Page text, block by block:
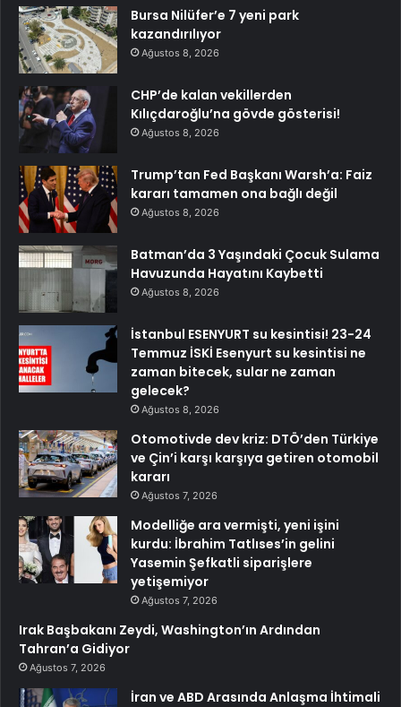
Bursa Nilüfer’e 7 yeni park
kazandırılıyor
Ağustos 8, 2026
CHP’de kalan vekillerden
Kılıçdaroğlu’na gövde gösterisi!
Ağustos 8, 2026
Trump’tan Fed Başkanı Warsh’a: Faiz
kararı tamamen ona bağlı değil
Ağustos 8, 2026
Batman’da 3 Yaşındaki Çocuk Sulama
Havuzunda Hayatını Kaybetti
Ağustos 8, 2026
İstanbul ESENYURT su kesintisi! 23-24
Temmuz İSKİ Esenyurt su kesintisi ne
zaman bitecek, sular ne zaman
gelecek?
Ağustos 8, 2026
Otomotivde dev kriz: DTÖ’den Türkiye
ve Çin’i karşı karşıya getiren otomobil
kararı
Ağustos 7, 2026
Modelliğe ara vermişti, yeni işini
kurdu: İbrahim Tatlıses’in gelini
Yasemin Şefkatli siparişlere
yetişemiyor
Ağustos 7, 2026
Irak Başbakanı Zeydi, Washington’ın Ardından
Tahran’a Gidiyor
Ağustos 7, 2026
İran ve ABD Arasında Anlaşma İhtimali